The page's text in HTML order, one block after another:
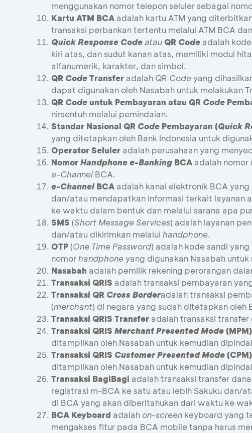
menggunakan nomor telepon seluler sebagai
Kartu ATM BCA adalah kartu ATM yang
transaksi perbankan tertentu melalui ATM BCA
Quick Response Codeatau QR Code adalah
kiri atas, dan sudut kanan atas, memiliki modul
alfanumerik, karakter, dan simbol.
QR CodeTransfer adalah QR Code yang
dapat digunakan oleh Nasabah untuk melakukan
QR Codeuntuk Pembayaran atau QR Code
nirsentuh melalui pemindaian.
Standar Nasional QR Code Pembayaran (Quick
yang ditetapkan oleh Bank Indonesia untuk
Operator Seluler adalah perusahaan yang
NomorHandphone e-Banking BCA adalah nomor
e-Channel BCA.
e-ChannelBCA adalah kanal elektronik BCA
dan/atau mendapatkan informasi terkait layanan
ke waktu dalam bentuk dan melalui sarana apa
SMS (Short Message Services) adalah layanan
dan/atau dikirimkan melalui handphone.
OTP(One Time Password) adalah kode sandi
nomorhandphone yang digunakan Nasabah
Nasabah adalah pemilik rekening perorangan
Transaksi QRIS adalah transaksi pembayaran
Transaksi QR Cross Borderadalah transaksi
(merchant) di negara yang sudah ditetapkan oleh
Transaksi QRIS Transfer adalah transaksi transfer
Transaksi QRIS Merchant Presented Mode(MPM)
ditampilkan oleh Nasabah untuk kemudian
Transaksi QRIS Customer Presented Mode(CPM)
ditampilkan oleh Nasabah untuk kemudian
Transaksi BagiBagi adalah transaksi transfer
registrasi m-BCA ke satu atau lebih Sakuku dan/
di BCA yang akan diberitahukan dari waktu ke
BCA Keyboard adalah on-screen keyboard yang
mengakses fitur pada BCA mobile tanpa harus